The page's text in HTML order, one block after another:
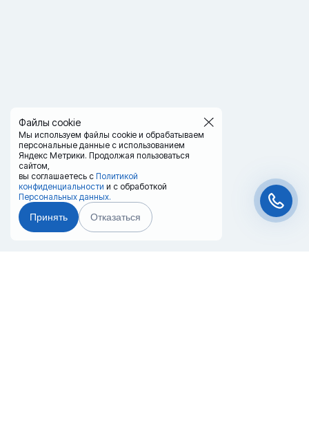
Файлы cookie
Мы используем файлы cookie и обрабатываем
персональные данные с использованием
Яндекс Метрики. Продолжая пользоваться
сайтом,
вы соглашаетесь с Политикой
конфиденциальности и с обработкой
Персональных данных.
Принять Отказаться